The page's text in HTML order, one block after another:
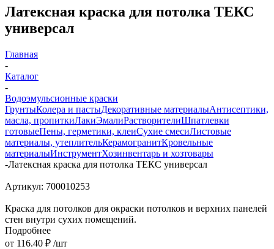
Латексная краска для потолка ТЕКС
универсал
Главная
-
Каталог
-
Водоэмульсионные краски
ГрунтыКолера и пастыДекоративные материалыАнтисептики,
масла, пропиткиЛакиЭмалиРастворителиШпатлевки
готовыеПены, герметики, клеиСухие смесиЛистовые
материалы, утеплительКерамогранитКровельные
материалыИнструментХозинвентарь и хозтовары
-Латексная краска для потолка ТЕКС универсал
Артикул: 700010253
Краска для потолков для окраски потолков и верхних панелей
стен внутри сухих помещений.
Подробнее
от 116.40 ₽ /шт